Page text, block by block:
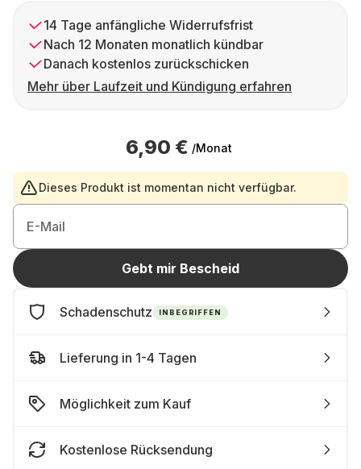
14 Tage anfängliche Widerrufsfrist
Nach 12 Monaten monatlich kündbar
Danach kostenlos zurückschicken
Mehr über Laufzeit und Kündigung erfahren
6,90 € /Monat
Dieses Produkt ist momentan nicht verfügbar.
E-Mail
Gebt mir Bescheid
Schadenschutz INBEGRIFFEN
Lieferung in 1-4 Tagen
Möglichkeit zum Kauf
Kostenlose Rücksendung